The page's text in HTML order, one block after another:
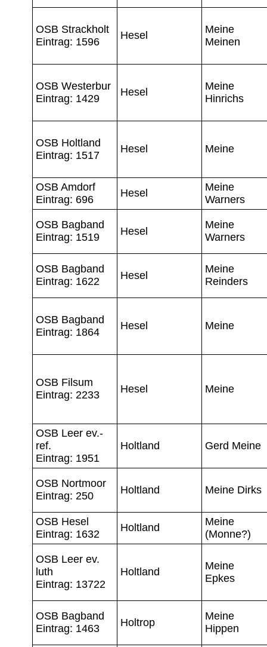
OSB Strackholt
Eintrag: 1596
Hesel
Meine
Meinen
OSB Westerbur
Eintrag: 1429
Hesel
Meine
Hinrichs
OSB Holtland
Eintrag: 1517
Hesel Meine
OSB Amdorf
Eintrag: 696
Hesel
Meine
Warners
OSB Bagband
Eintrag: 1519
Hesel
Meine
Warners
OSB Bagband
Eintrag: 1622
Hesel
Meine
Reinders
OSB Bagband
Eintrag: 1864
Hesel Meine
OSB Filsum
Eintrag: 2233
Hesel Meine
OSB Leer ev.-
ref.
Eintrag: 1951
Holtland Gerd Meine
OSB Nortmoor
Eintrag: 250
Holtland Meine Dirks
OSB Hesel
Eintrag: 1632
Holtland
Meine
(Monne?)
OSB Leer ev.
luth
Eintrag: 13722
Holtland
Meine
Epkes
OSB Bagband
Eintrag: 1463
Holtrop
Meine
Hippen